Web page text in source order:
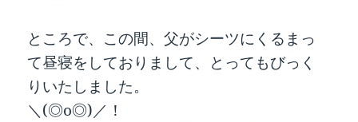
ところで、この間、父がシーツにくるまっ
て昼寝をしておりまして、とってもびっく
りいたしました。
＼(◎o◎)／！